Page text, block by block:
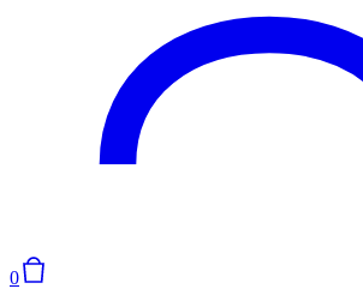
0